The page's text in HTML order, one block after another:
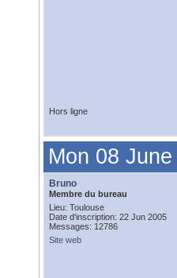
Hors ligne
Mon 08
Bruno
Membre du bureau
Lieu: Toulouse
Date d'inscription: 22 Jun 2005
Messages: 12786
Site web